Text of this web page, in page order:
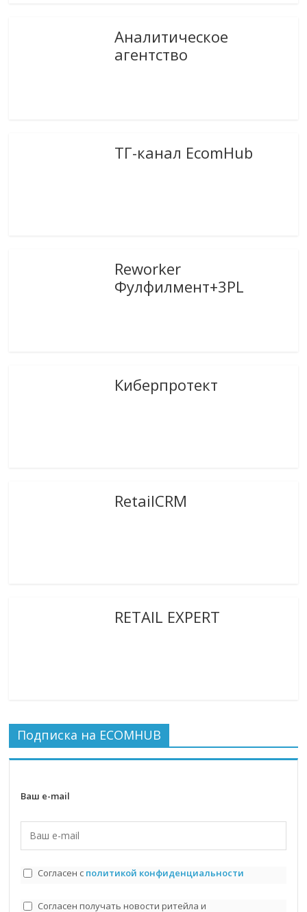
Аналитическое
агентство
ТГ-канал EcomHub
Reworker
Фулфилмент+3PL
Киберпротект
RetailCRM
RETAIL EXPERT
Подписка на ECOMHUB
Ваш e-mail
Согласен с политикой конфиденциальности
Согласен получать новости ритейла и